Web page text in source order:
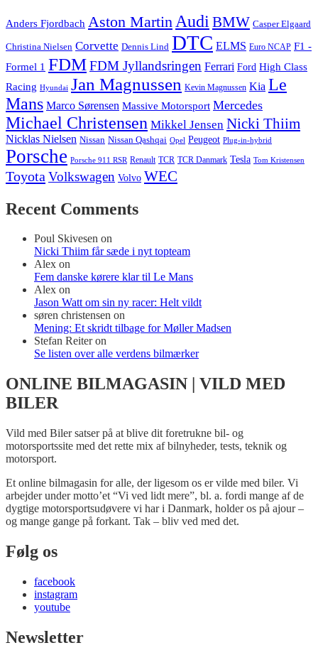
Anders Fjordbach Aston Martin Audi BMW Casper Elgaard
Christina Nielsen Corvette Dennis Lind DTC ELMS Euro NCAP F1 -
Formel 1 FDMFDM Jyllandsringen Ferrari Ford High Class
Racing Hyundai Jan Magnussen Kevin Magnussen Kia Le
Mans Marco Sørensen Massive Motorsport Mercedes
Michael Christensen Mikkel Jensen Nicki Thiim
Nicklas Nielsen Nissan Nissan Qashqai Opel Peugeot Plug-in-hybrid
Porsche Porsche 911 RSR Renault TCR TCR Danmark Tesla Tom Kristensen
Toyota Volkswagen Volvo WEC
Recent Comments
Poul Skivesen on
Nicki Thiim får sæde i nyt topteam
Alex on
Fem danske kørere klar til Le Mans
Alex on
Jason Watt om sin ny racer: Helt vildt
søren christensen on
Mening: Et skridt tilbage for Møller Madsen
Stefan Reiteron
Se listen over alle verdens bilmærker
ONLINE BILMAGASIN | VILD MED
BILER
Vild med Biler satser på at blive dit foretrukne bil- og
motorsportssite med det rette mix af bilnyheder, tests, teknik og
motorsport.
Et online bilmagasin for alle, der ligesom os er vilde med biler. Vi
arbejder under motto’et “Vi ved lidt mere”, bl. a. fordi mange af de
dygtige motorsportsudøvere vi har i Danmark, holder os på ajour –
og mange gange på forkant. Tak – bliv ved med det.
Følg os
facebook
instagram
youtube
Newsletter